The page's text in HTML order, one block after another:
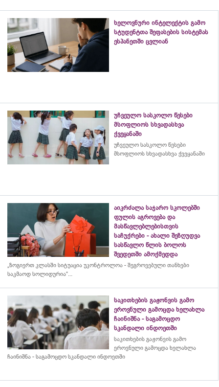
ხელოვნური ინტელექტის გამო
სტუდენტთა შეფასების სისტემას
ესპანეთში ცვლიან
უჩვეულო სასკოლო წესები
მსოფლიოს სხვადასხვა
ქვეყანაში
უჩვეულო სასკოლო წესები
მსოფლიოს სხვადასხვა ქვეყანაში
აიკრძალა საჯარო სკოლებში
ფულის აგროვება და
მასწავლებლებისთვის
საჩუქრები - ახალი შეზღუდვა
სასწავლო წლის ბოლოს
შვედეთში ამოქმედდა
„ზოგიერთ კლასში სიტუაცია უკონტროლოა - შეგროვებული თანხები
საკმაოდ სოლიდურია“...
საკითხების გაჟონვის გამო
ეროვნული გამოცდა ხელახლა
ჩაინიშნა - საგამოცდო
სკანდალი ინდოეთში
საკითხების გაჟონვის გამო
ეროვნული გამოცდა ხელახლა
ჩაინიშნა - საგამოცდო სკანდალი ინდოეთში